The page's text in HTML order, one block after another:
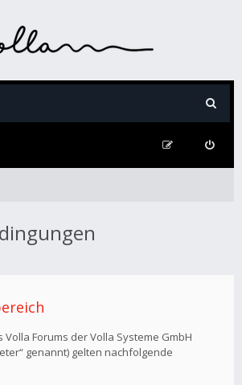
Volla Forums der Volla Systeme GmbH
genannt) gelten nachfolgende